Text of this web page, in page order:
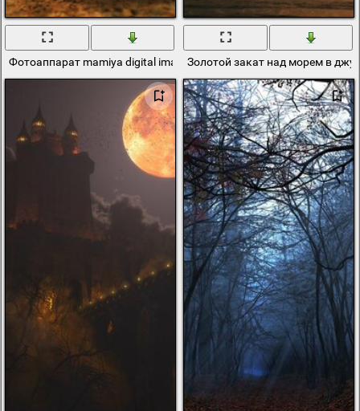
Фотоаппарат mamiya digital imagingЗолотой закат над морем в